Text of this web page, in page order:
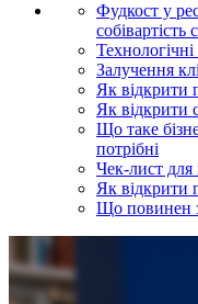
Фудкост у
собівартість
Залучення
Як відкрити
Як відкрити
Що таке
потрібні
Чек-лист для
Як відкрити
Що повинен